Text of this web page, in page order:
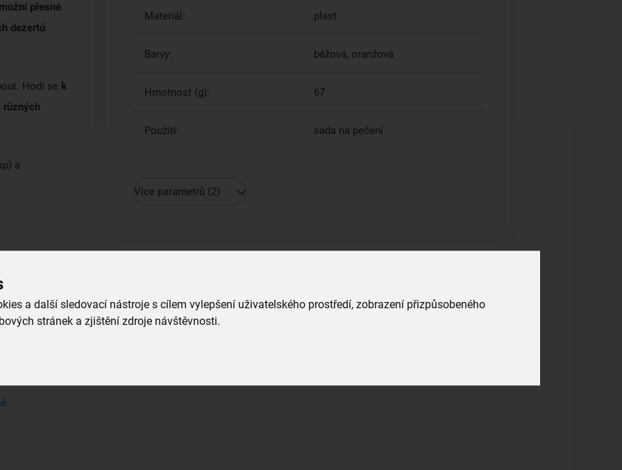
a další sledovací nástroje s cílem vylepšení uživatelského prostředí, zobrazení přizpůsobeného
stránek a zjištění zdroje návštěvnosti.
přesné
dezertů
Hodí se k
různých
a
Materiál: plast
Barvy: béžová, oranžová
Hmotnost (g): 67
Použití: sada na pečení
Více parametrů (2)